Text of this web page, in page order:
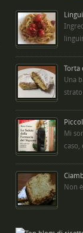
Torta
Una
Mi
caso,
Non